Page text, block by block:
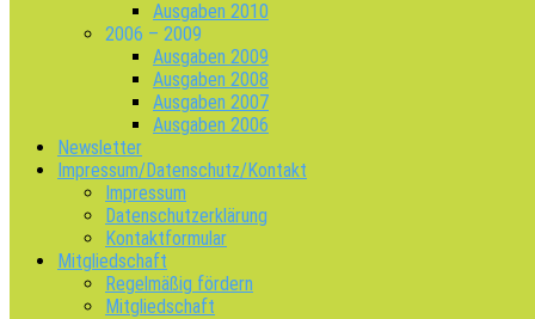
Ausgaben 2010
2006 – 2009
Ausgaben 2009
Ausgaben 2008
Ausgaben 2007
Ausgaben 2006
Newsletter
Impressum/Datenschutz/Kontakt
Impressum
Datenschutzerklärung
Kontaktformular
Mitgliedschaft
Regelmäßig fördern
Mitgliedschaft